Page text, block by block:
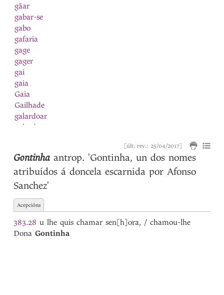
gãar
gabar-se
gabo
gafaria
gage
gager
gai
gaia
Gaia
Gailhade
galardoar
galardon
galguilinho
galhardia
galinha
galion
Galiza
galo
[últ. rev.: 25/04/2017]
Gontinha antrop. 'Gontinha, un dos nomes
atribuídos á doncela escarnida por Afonso
Sanchez'
Acepcións
383.28 u lhe quis chamar sen[h]ora, / chamou-lhe
DonaGontinha